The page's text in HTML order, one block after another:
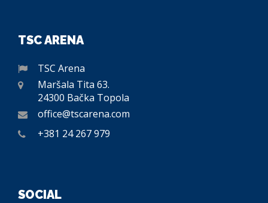
TSC ARENA
TSC Arena
Maršala Tita 63.
24300 Bačka Topola
office@tscarena.com
+381 24 267 979
SOCIAL